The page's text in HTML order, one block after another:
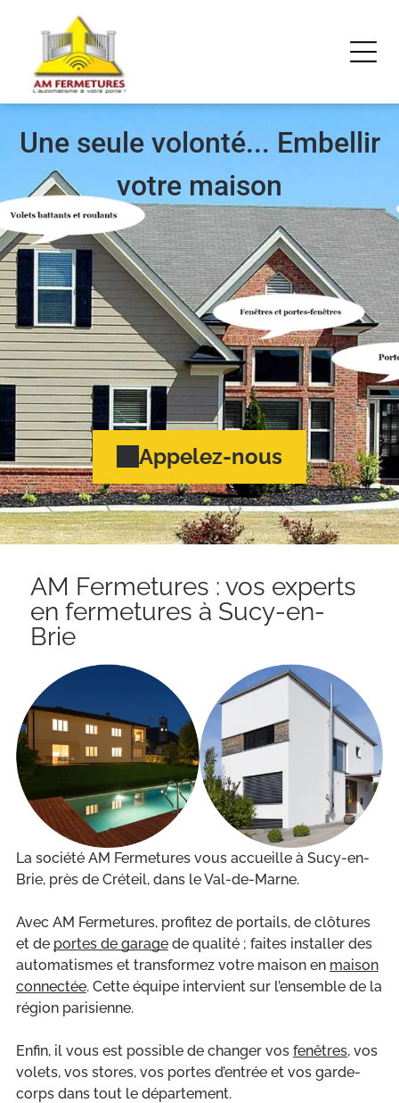
Une seule volonté... Embellir
votre maison
Appelez-nous
AM Fermetures : vos experts
en fermetures à Sucy-en-
Brie
La société AM Fermetures vous accueille à Sucy-en-
Brie, près de Créteil, dans le Val-de-Marne.
Avec AM Fermetures, profitez de portails, de clôtures
et de portes de garage de qualité ; faites installer des
automatismes et transformez votre maison en maison
connectée. Cette équipe intervient sur l’ensemble de la
région parisienne.
Enfin, il vous est possible de changer vos fenêtres, vos
volets, vos stores, vos portes d’entrée et vos garde-
corps dans tout le département.